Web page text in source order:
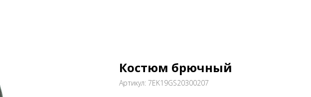
Костюм брючный
Артикул: 7EK19GS20300207